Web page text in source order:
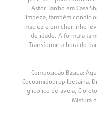
Astor Banho em Casa
limpeza, também
maciez e um cheirinho
de idade. A fórmula
Transforme a hora do
Composição Básica:
Cocoamidopropilbetaína,
glicólico de aveia,
Mistura